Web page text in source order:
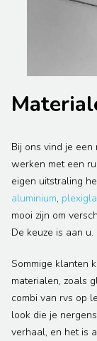
Bij ons vind je
werken met een
eigen uitstraling
aluminium,
mooi zijn om
De keuze is aan u.
Sommige klanten
materialen, zoals
combi van rvs op
look die je
verhaal, en het is